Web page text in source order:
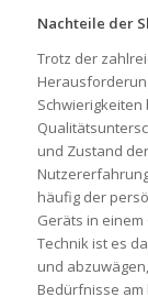
Nachteile der
Trotz der
und Zustand
häufig der
Geräts in
Technik ist es
und
Bedürfnisse am